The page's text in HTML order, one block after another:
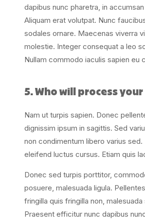
dapibus nunc pharetra, in
Aliquam erat volutpat. Nunc
sodales ornare. Maecenas viverra
molestie. Integer consequat a leo
Nullam commodo iaculis sapien eu
5. Who will process
Nam ut turpis sapien. Donec
dignissim ipsum in sagittis. Sed
non condimentum libero varius sed.
eleifend luctus cursus. Etiam quis
Donec sed turpis porttitor,
posuere, malesuada ligula.
fringilla quis fringilla non,
Praesent efficitur nunc dapibus